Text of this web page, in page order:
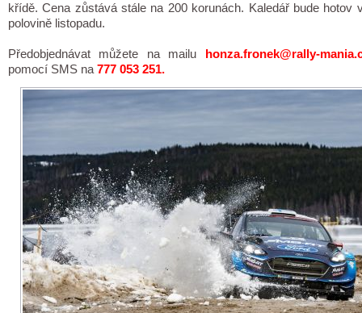
křídě. Cena zůstává stále na 200 korunách. Kaledář bude hotov
polovině listopadu.
Předobjednávat můžete na mailu
honza.fronek@rally-
pomocí SMS na 777 053 251.